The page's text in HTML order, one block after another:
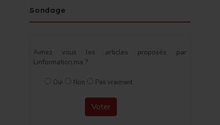
Sondage
Aimez vous les articles proposés par
Linformation.ma ?
Oui Non Pas vraiment
Voter